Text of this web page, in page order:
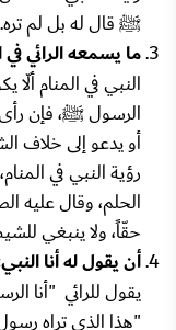
ﷺ قال له بل لم تره.
ما يسمعه الرائي في
النبي في المنام
الرسول ﷺ، فإن رأى
أو يدعو إلى خلاف
رؤية النبي في
الحلم، وقال عليه
حقّاً، ولا ينبغي
أن يقول له أنا
يقول للرائي "أنا
"هذا الذي تراه